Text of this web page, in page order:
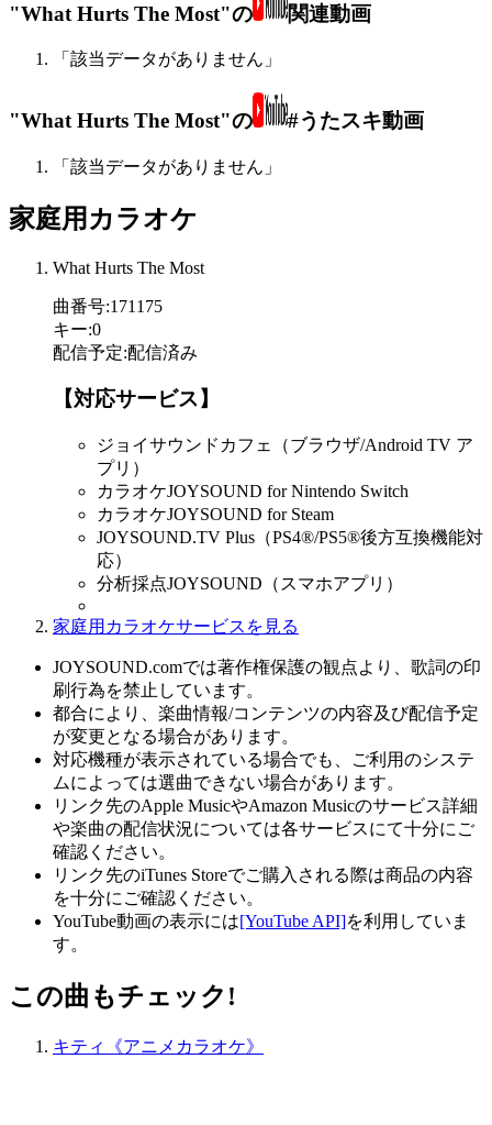
"What Hurts The Most"の 関連動画
「該当データがありません」
"What Hurts The Most"の #うたスキ動画
「該当データがありません」
家庭用カラオケ
What Hurts The Most
曲番号:171175
キー:0
配信予定:配信済み
【対応サービス】
ジョイサウンドカフェ（ブラウザ/Android TV ア
プリ）
カラオケJOYSOUND for Nintendo Switch
カラオケJOYSOUND for Steam
JOYSOUND.TV Plus（PS4®/PS5®後方互換機能対
応）
分析採点JOYSOUND（スマホアプリ）
家庭用カラオケサービスを見る
JOYSOUND.comでは著作権保護の観点より、歌詞の印
刷行為を禁止しています。
都合により、楽曲情報/コンテンツの内容及び配信予定
が変更となる場合があります。
対応機種が表示されている場合でも、ご利用のシステ
ムによっては選曲できない場合があります。
リンク先のApple MusicやAmazon Musicのサービス詳細
や楽曲の配信状況については各サービスにて十分にご
確認ください。
リンク先のiTunes Storeでご購入される際は商品の内容
を十分にご確認ください。
YouTube動画の表示には[YouTube API]を利用していま
す。
この曲もチェック!
キティ《アニメカラオケ》